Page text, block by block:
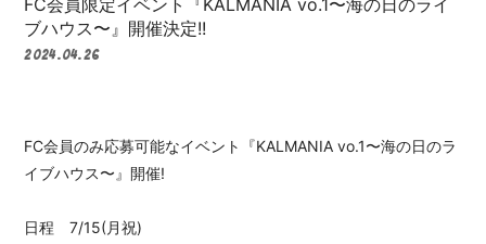
S
FC会員限定イベント『KALMANIA vo.1〜海の日のライ
ブハウス〜』開催決定!!
2024.04.26
FC会員のみ応募可能なイベント
『KALMANIA vo.1〜海の日のラ
イブハウス〜』開催!
日程 7/15(月祝)